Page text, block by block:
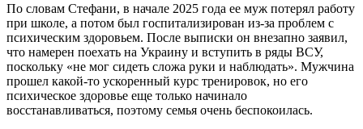
По словам Стефани, в начале 2025 года ее муж потерял работу
при школе, а потом был госпитализирован из-за проблем с
психическим здоровьем. После выписки он внезапно заявил,
что намерен поехать на Украину и вступить в ряды ВСУ,
поскольку «не мог сидеть сложа руки и наблюдать». Мужчина
прошел какой-то ускоренный курс тренировок, но его
психическое здоровье еще только начинало
восстанавливаться, поэтому семья очень беспокоилась.